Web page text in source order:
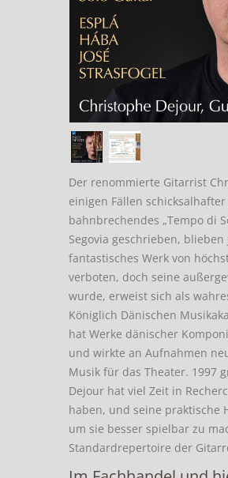
Der renommierte Gitarrist
einigen Fällen
bahnbrechendes „Tempo di
Segovia geschrieben,
fantastisches Werk von
verboten, doch seine
wurde, erweist sich als
Königlich Dänischen
hat Werke dänischer
und wirkte an Aufnahmen
Musik für das Theater. 1997
Dejour hat viel Zeit in
haben, und seine praktische
um sie besser spielbar zu
Standardrepertoire der